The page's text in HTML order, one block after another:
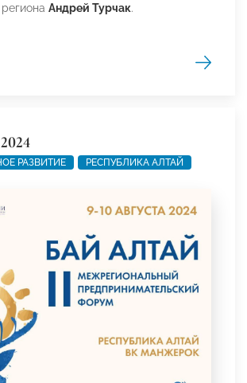
Андрей Турчак.
РАЗВИТИЕ РЕСПУБЛИКА АЛТАЙ